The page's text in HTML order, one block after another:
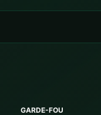
GARDE-FOU